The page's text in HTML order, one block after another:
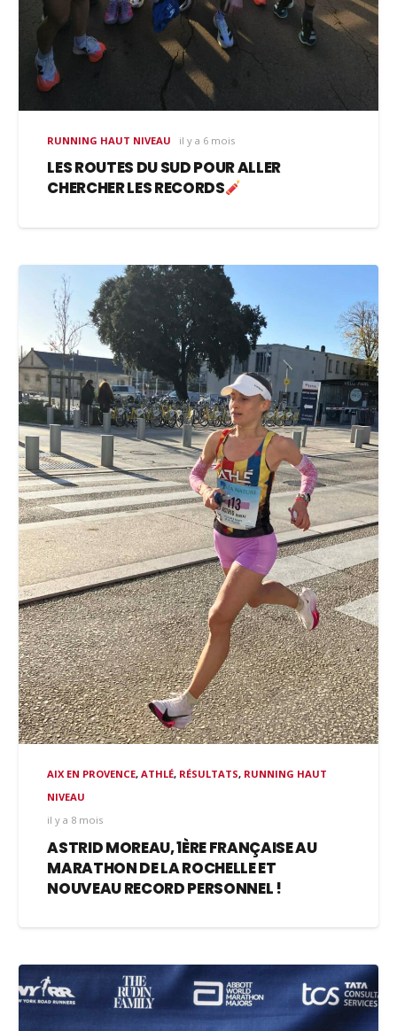
RUNNING HAUT NIVEAU il y a 6 mois
LES ROUTES DU SUD POUR ALLER
CHERCHER LES RECORDS
AIX EN PROVENCE,ATHLÉ, RÉSULTATS, RUNNING HAUT
NIVEAU
il y a 8 mois
ASTRID MOREAU, 1ÈRE FRANÇAISE AU
MARATHON DE LA ROCHELLE ET
NOUVEAU RECORD PERSONNEL !